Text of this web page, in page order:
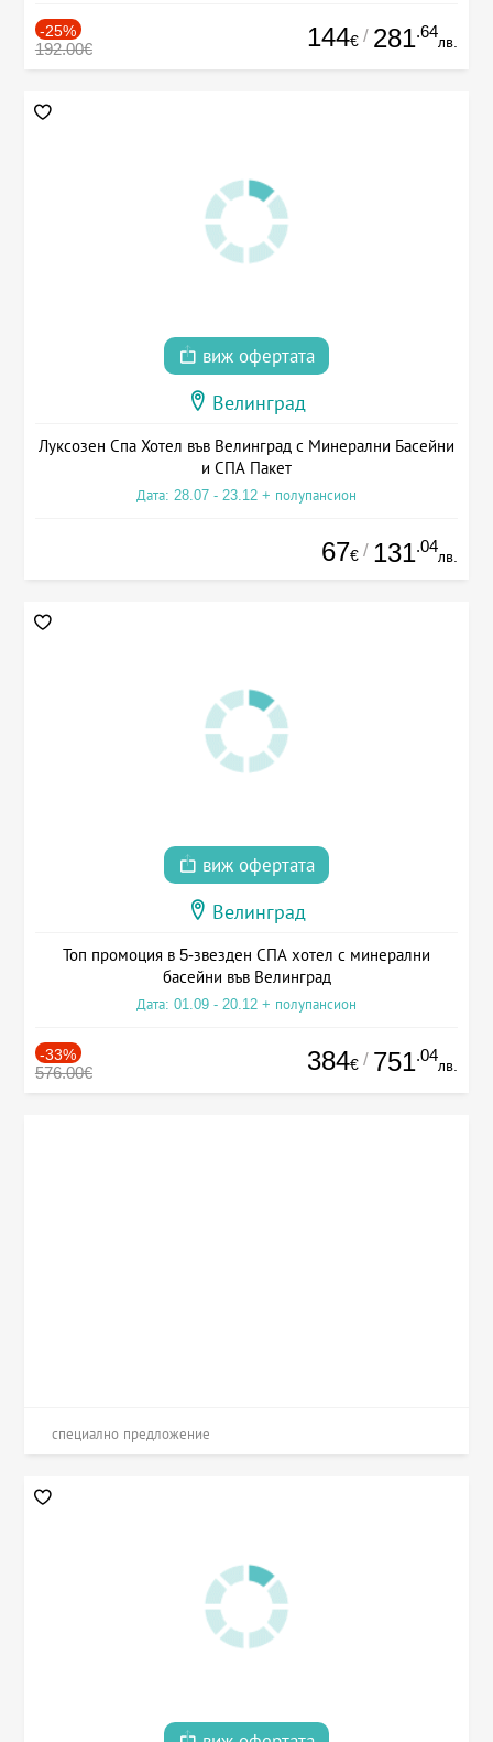
-25%
192.00€ 144€ / 281.64
лв.
виж офертата
Велинград
Луксозен Спа Хотел във Велинград с Минерални Басейни
и СПА Пакет
Дата: 28.07 - 23.12 + полупансион
67€ / 131.04
лв.
виж офертата
Велинград
Топ промоция в 5-звезден СПА хотел с минерални
басейни във Велинград
Дата: 01.09 - 20.12 + полупансион
-33%
576.00€ 384€ / 751.04
лв.
специално предложение